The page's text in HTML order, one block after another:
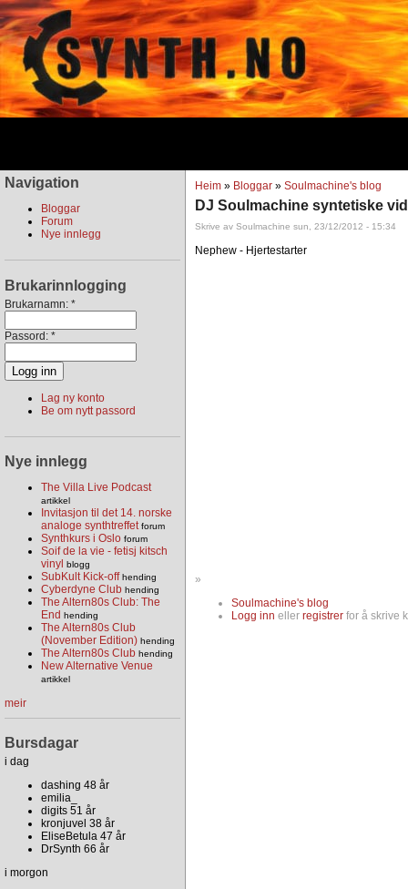
Navigation
Bloggar
Forum
Nye innlegg
Brukarinnlogging
Brukarnamn: *
Passord: *
Lag ny konto
Be om nytt passord
Nye innlegg
The Villa Live Podcast
artikkel
Invitasjon til det 14. norske
analoge synthtreffet forum
Synthkurs i Oslo forum
Soif de la vie - fetisj kitsch
vinyl
blogg
SubKult Kick-off hending
Cyberdyne Club hending
The Altern80s Club: The
End hending
The Altern80s Club
(November Edition) hending
The Altern80s Club hending
New Alternative Venue
artikkel
meir
Bursdagar
i dag
dashing 48 år
emilia_
digits 51 år
kronjuvel 38 år
EliseBetula 47 år
DrSynth 66 år
i morgon
Heim » Bloggar » Soulmachine's blog
DJ Soulmachine syntetiske
Skrive av Soulmachine sun, 23/12/2012 - 15:34
Nephew - Hjertestarter
»
Soulmachine's blog
Logg inn eller registrer for å skrive